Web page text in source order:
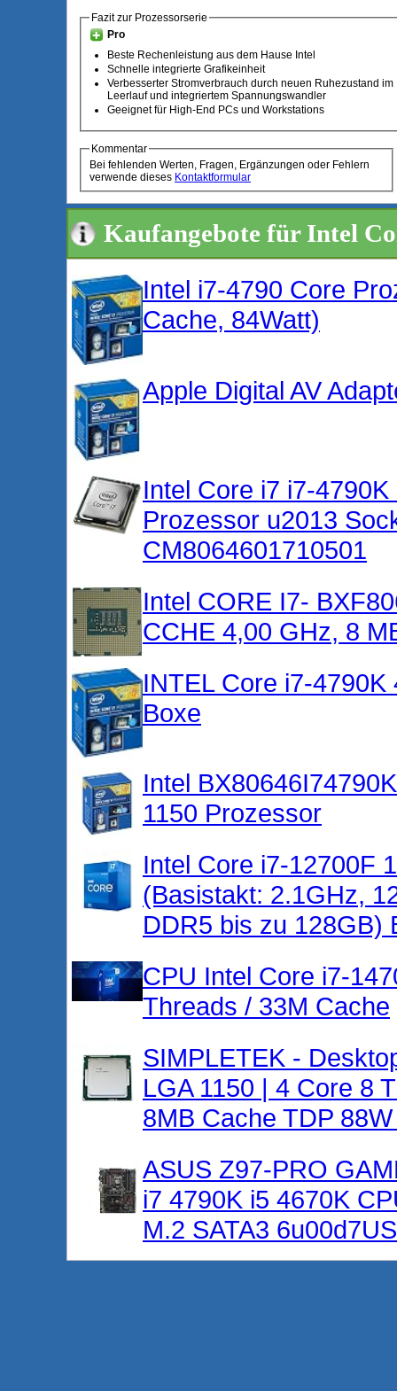
Fazit zur Prozessorserie
Pro
Beste Rechenleistung aus dem Hause Intel
Schnelle integrierte Grafikeinheit
Verbesserter Stromverbrauch durch neuen Ruhezustand im
Leerlauf und integriertem Spannungswandler
Geeignet für High-End PCs und Workstations
Kommentar
Bei fehlenden Werten, Fragen, Ergänzungen oder Fehlern
verwende dieses Kontaktformular
Kaufangebote für Intel
Intel i7-4790 Core
Cache, 84Watt)
Apple Digital AV
Intel Core i7 i7-
Prozessor u2013
CM8064601710501
Intel CORE I7-
CCHE 4,00 GHz, 8
INTEL Core i7-
Boxe
Intel
1150 Prozessor
Intel Core i7-12700F
(Basistakt: 2.1GHz,
DDR5 bis zu 128GB)
CPU Intel Core i7-
Threads / 33M Cache
SIMPLETEK -
LGA 1150 | 4 Core 8
8MB Cache TDP
ASUS Z97-PRO
i7 4790K i5 4670K
M.2 SATA3